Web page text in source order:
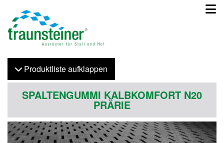
Produktlisteaufklappen
SPALTENGUMMI KALBKOMFORT N20
PRÄRIE